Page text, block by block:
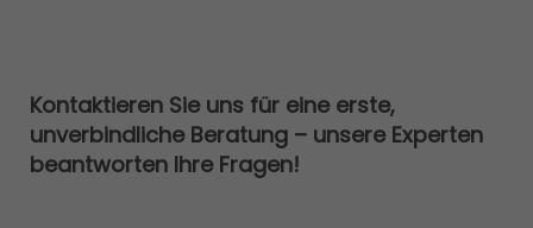
Kontaktieren Sie uns für eine erste,
unverbindliche Beratung – unsere Experten
beantworten Ihre Fragen!